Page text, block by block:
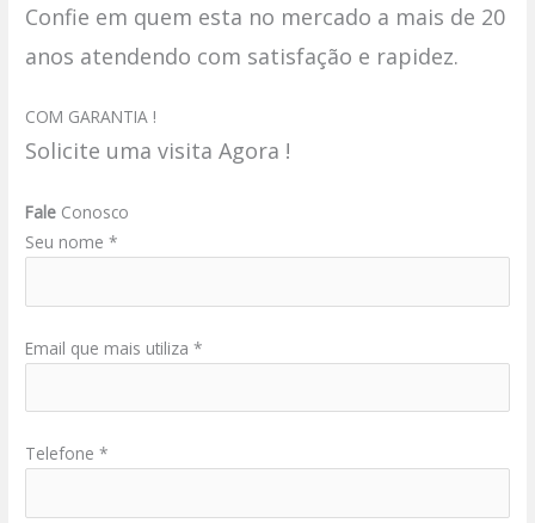
Confie em quem esta no mercado a mais de 20
anos atendendo com satisfação e rapidez.
COM GARANTIA !
Solicite uma visita Agora !
Fale Conosco
Seu nome *
Email que mais utiliza *
Telefone *